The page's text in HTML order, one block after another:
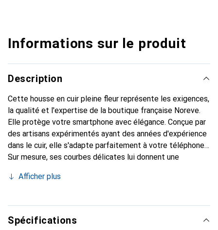
Informations sur le produit
Description
Cette housse en cuir pleine fleur représente les exigences,
la qualité et l'expertise de la boutique française Noreve.
Elle protège votre smartphone avec élégance. Conçue par
des artisans expérimentés ayant des années d'expérience
dans le cuir, elle s'adapte parfaitement à votre téléphone.
Sur mesure, ses courbes délicates lui donnent une
indispensable pour votre smartphone. Reconnaître
marque Noreve est un choix fiable pour une clientèle
exigeante.
Afficher plus
Spécifications